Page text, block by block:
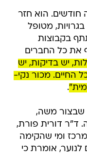
חודשים. הוא חזר
מטופל
בקבוצות
את כל החברים
יש בדיקות, יש
החיים. מכור נקי-
.
שבצור משה,
ד"ר דורית פורת,
ומי שהקימה
לנוער, אומרת כי